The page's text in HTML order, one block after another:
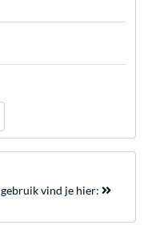
vind je hier: